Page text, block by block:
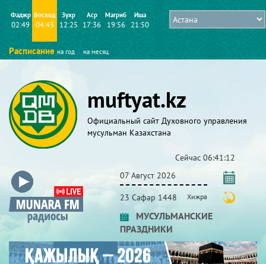
Фаджр
02:49
Восход
04:43
Зухр
12:25
Аср
17:36
Магриб
19:56
Иша
21:50
Расписание на год на месяц
muftyat.kz
Официальный сайт Духовного управления
мусульман Казахстана
Сейчас 06:41:12
07 Август 2026
23 Сафар 1448 Хижра
МУСУЛЬМАНСКИЕ
ПРАЗДНИКИ